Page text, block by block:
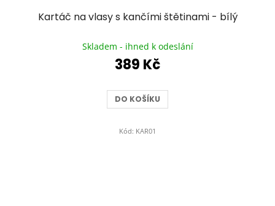
Kartáč na vlasy s kančími štětinami - bílý
hodnocení
produktu
je
z
5
Skladem - ihned k odeslání
389 Kč
DO KOŠÍKU
Kód: KAR01